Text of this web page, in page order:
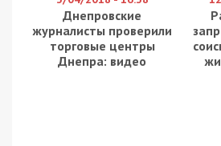
У цьому році мають
споруду в парку культури та
Київський Шлях, 69-а.
спортивна школа,